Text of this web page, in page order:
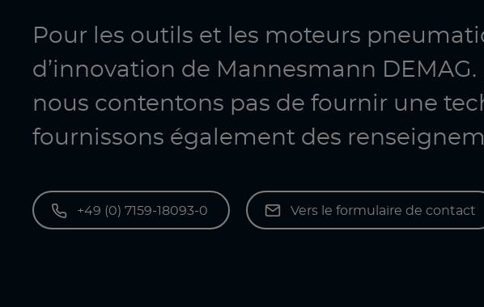
Pour les outils et les moteurs
d’innovation de Mannesmann
nous contentons pas de fournir une
fournissons également des
+49 (0) 7159-18093-0 Vers le formulaire de contact